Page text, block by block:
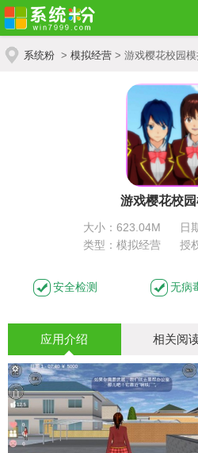
系统粉 > 模拟经营 > 游戏樱花校园模
游戏樱花校
大小：623.04M
类型：模拟经营
日
授
安全检测 无病
应用介绍 相关阅